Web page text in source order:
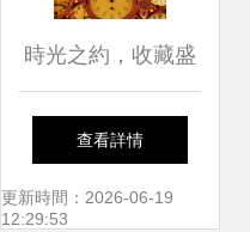
時光之約，收藏盛
宴——首屆鐘表收
藏文化交流會參會
查看詳情
更新時間：2026-06-19
12:29:53